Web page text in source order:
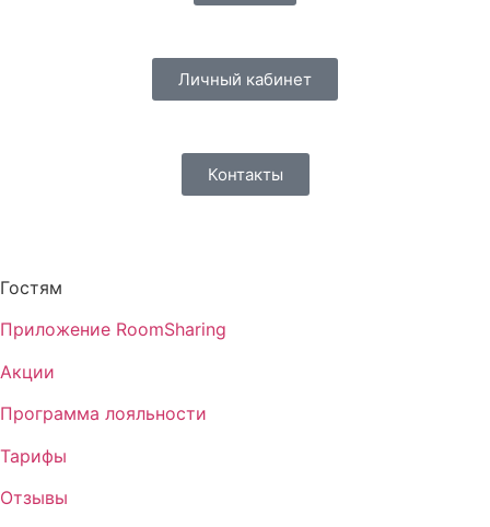
Личный кабинет
Контакты
Гостям
Приложение RoomSharing
Акции
Программа лояльности
Тарифы
Отзывы